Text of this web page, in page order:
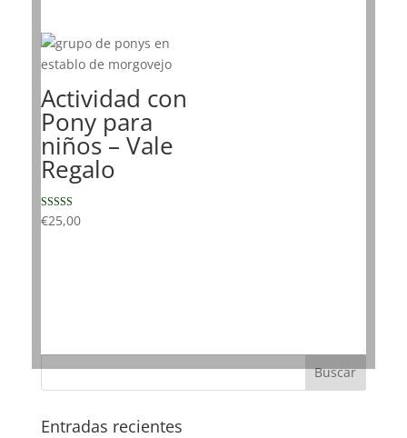
Actividad con
Pony para
niños – Vale
Regalo
Valorado con
5.00
€25,00
Entradas recientes